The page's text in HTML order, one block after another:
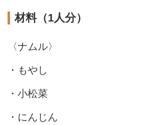
材料（1人分）
〈ナムル〉
・もやし
・小松菜
・にんじん